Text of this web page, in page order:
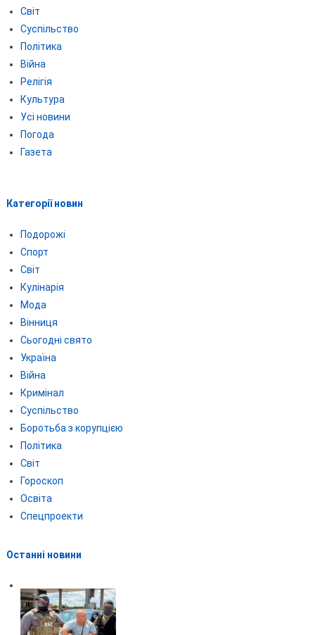
Світ
Суспільство
Політика
Війна
Релігія
Культура
Усі новини
Погода
Газета
Категорії новин
Подорожі
Спорт
Світ
Кулінарія
Мода
Вінниця
Сьогодні свято
Україна
Війна
Кримінал
Суспільство
Боротьба з корупцією
Політика
Світ
Гороскоп
Освіта
Спецпроекти
Останні новини